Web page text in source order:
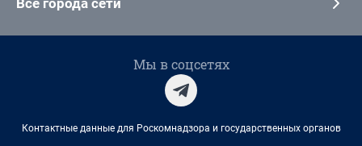
Все города сети
Мы в соцсетях
Контактные данные для Роскомнадзора и государственных органов